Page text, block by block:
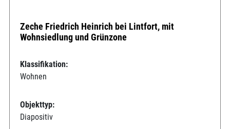
Zeche Friedrich Heinrich bei Lintfort, mit
Wohnsiedlung und Grünzone
Klassifikation:
Wohnen
Objekttyp:
Diapositiv